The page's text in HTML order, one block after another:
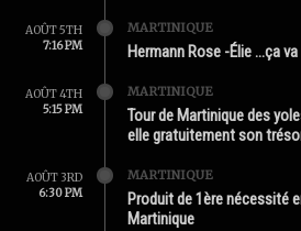
AOÛT 5TH
7:16 PM
MARTINIQUE
Hermann Rose -Élie …ça
AOÛT 4TH
5:15 PM
MARTINIQUE
Tour de Martinique des
elle gratuitement son
AOÛT 3RD
6:30 PM
MARTINIQUE
Produit de 1ère nécessité
Martinique